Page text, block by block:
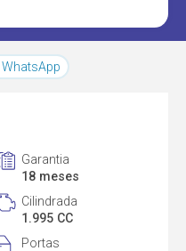
WhatsApp
Garantia
18 meses
Cilindrada
1.995 CC
Portas